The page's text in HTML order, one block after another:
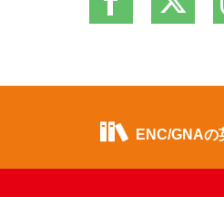
ENC/GNAの